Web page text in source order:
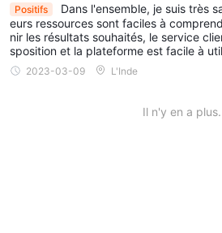
Positifs
Dans l'ensemble, je suis très
eurs ressources sont faciles à
nir les résultats souhaités, le service
sposition et la plateforme est facile à
2023-03-09 L'Inde
Il n'y en a plus.